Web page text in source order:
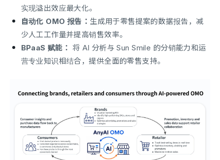
实现溢出效应最大化。
自动化 OMO 报告： 生成用于零售提案的数据报告，减
少人工工作量并提高销售效率。
BPaaS 赋能： 将 AI 分析与 Sun Smile 的分销能力和运
营专业知识相结合，提供全面的零售支持。